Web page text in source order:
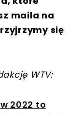
maila na
się
WTV:
2022 to